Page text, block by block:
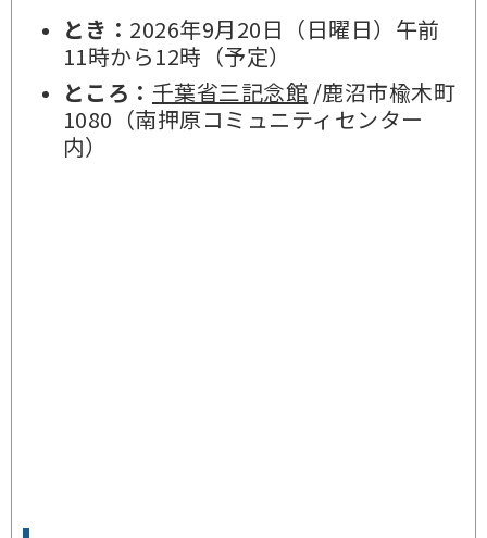
とき： 2026年9月20日（日曜日）午前
11時から12時（予定）
ところ： 千葉省三記念館 /鹿沼市楡木町
1080（南押原コミュニティセンター
内）